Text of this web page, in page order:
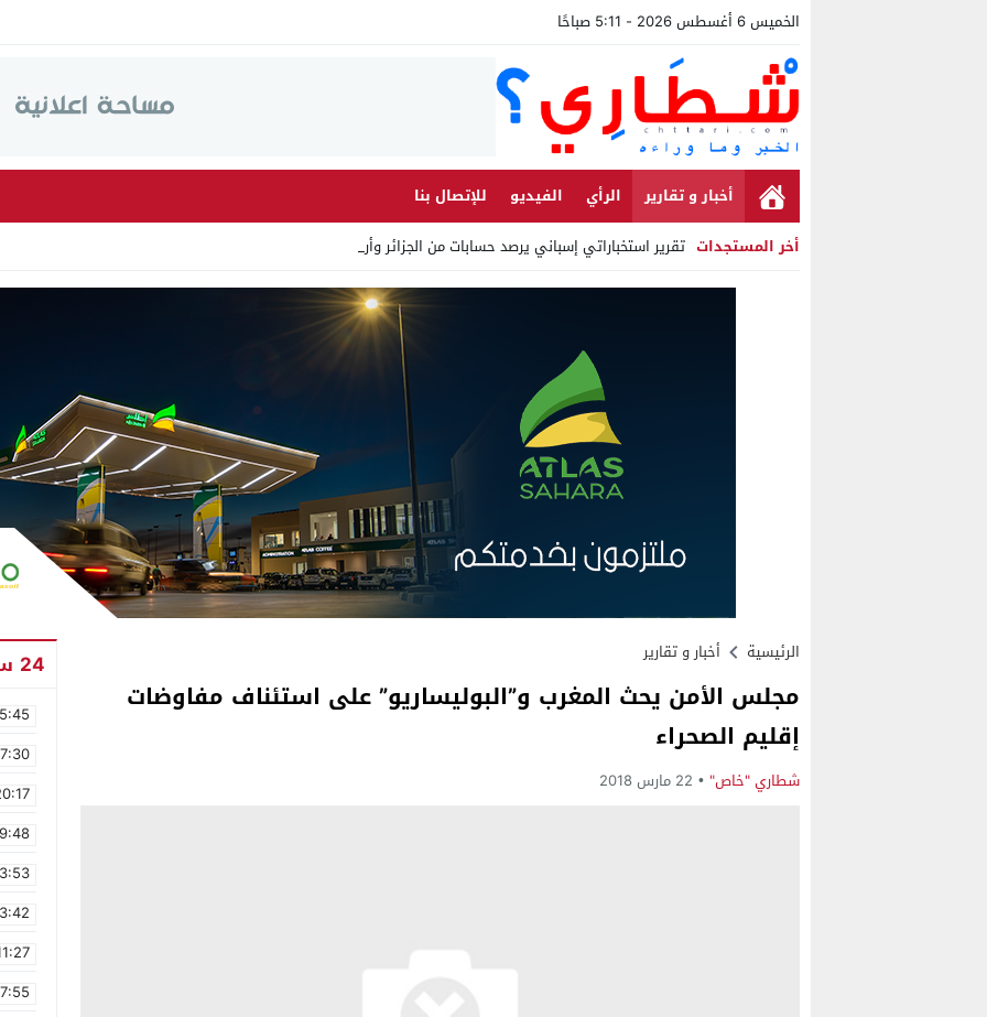
الخميس 6 أغسطس 2026 - 5:11 صباحًا
أخبار و تقارير الرأي الفيديو
للإتصال بنا
أخر المستجدات تقرير استخباراتي إسباني يرصد حسابات من الجزائر وأرقاما بـ _
Stop
الرئيسية أخبار و تقارير
مجلس الأمن يحث المغرب و”البوليساريو” على استئناف مفاوضات
إقليم الصحراء
شطاري "خاص" 22 مارس 2018
24 ساعة